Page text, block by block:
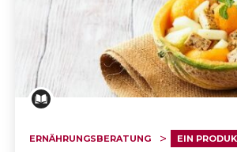
ERNÄHRUNGSBERATUNG EIN